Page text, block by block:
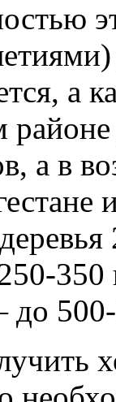
а
а в
350
500-